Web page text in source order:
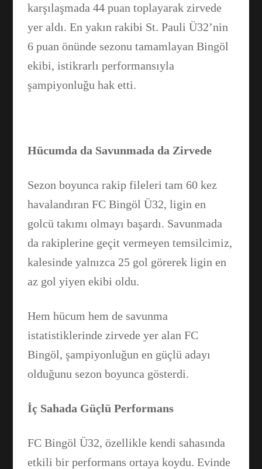
karşılaşmada 44 puan toplayarak zirvede
yer aldı. En yakın rakibi St. Pauli Ü32’nin
6 puan önünde sezonu tamamlayan Bingöl
ekibi, istikrarlı performansıyla
şampiyonluğu hak etti.
Hücumda da Savunmada da Zirvede
Sezon boyunca rakip fileleri tam 60 kez
havalandıran FC Bingöl Ü32, ligin en
golcü takımı olmayı başardı. Savunmada
da rakiplerine geçit vermeyen temsilcimiz,
kalesinde yalnızca 25 gol görerek ligin en
az gol yiyen ekibi oldu.
Hem hücum hem de savunma
istatistiklerinde zirvede yer alan FC
Bingöl, şampiyonluğun en güçlü adayı
olduğunu sezon boyunca gösterdi.
İç Sahada Güçlü Performans
FC Bingöl Ü32, özellikle kendi sahasında
etkili bir performans ortaya koydu. Evinde
Facebook